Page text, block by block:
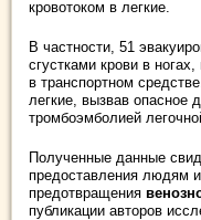
кровотоком в легкие.
В частности, 51
сгустками крови в
в транспортном
легкие, вызвав опасное
тромбоэмболией
Полученные данные
предоставления людям
предотвращения
публикации авторов